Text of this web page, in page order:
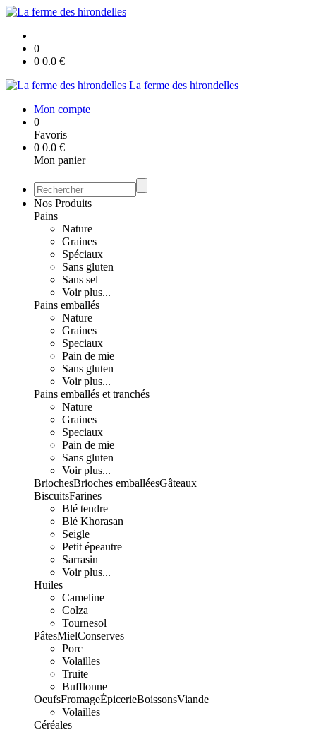
0
0 0.0 €
La ferme des hirondelles
Mon compte
0
Favoris
0 0.0 €
Mon panier
Nos Produits
Pains
Nature
Graines
Spéciaux
Sans gluten
Sans sel
Voir plus...
Pains emballés
Nature
Graines
Speciaux
Pain de mie
Sans gluten
Voir plus...
Pains emballés et tranchés
Nature
Graines
Speciaux
Pain de mie
Sans gluten
Voir plus...
BriochesBrioches emballéesGâteaux
BiscuitsFarines
Blé tendre
Blé Khorasan
Seigle
Petit épeautre
Sarrasin
Voir plus...
Huiles
Cameline
Colza
Tournesol
PâtesMielConserves
Porc
Volailles
Truite
Bufflonne
OeufsFromageÉpicerieBoissonsViande
Volailles
Céréales